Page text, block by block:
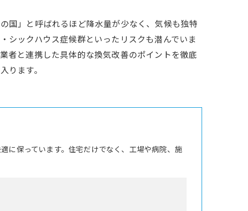
国」と呼ばれるほど降水量が少なく、気候も独特
シックハウス症候群といったリスクも潜んでいま
者と連携した具体的な換気改善のポイントを徹底
ります。
に保っています。住宅だけでなく、工場や病院、施